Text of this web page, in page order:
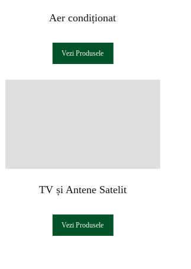
Aer condiționat
Vezi Produsele
TV și Antene Satelit
Vezi Produsele